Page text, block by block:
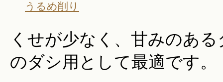
うるめ削り
くせが少なく、甘みのあ
のダシ用として最適です。